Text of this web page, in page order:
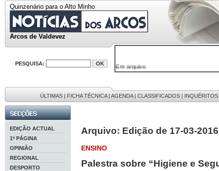
Quinzenário para o Alto Minho
Arcos de Valdevez
PESQUISA:
Em arquivo
32646 notícias
9886 mensagens
201 registos
ÚLTIMAS | FICHA TÉCNICA| AGENDA| CLASSIFICADOS | INQUÉRITOS
EDIÇÃO ACTUAL
1ª PÁGINA
OPINIÃO
REGIONAL
DESPORTO
Arquivo: Edição de 17-03-2016
ENSINO
Palestra sobre “Higiene e